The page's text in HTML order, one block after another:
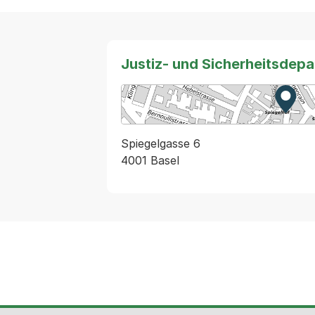
Justiz- und
Zur
Spiegelgasse 6
4001 Basel